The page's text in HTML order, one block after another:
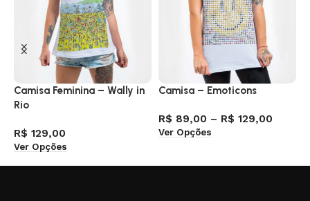
Camisa Feminina – Wally in
Rio
R$ 129,00
Ver Opções
Camisa – Emoticons
R$ 89,00 – R$ 129,00
Ver Opções